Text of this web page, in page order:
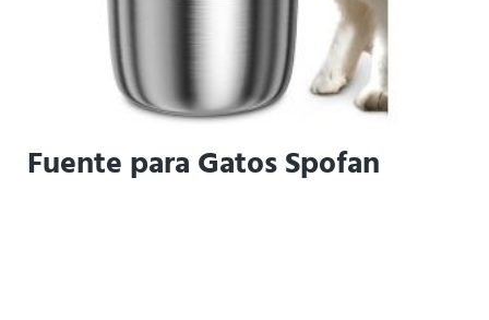
Fuente para Gatos Spofan